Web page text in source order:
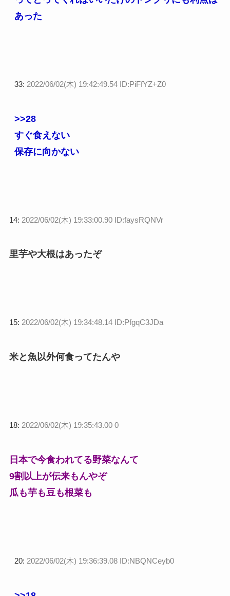
あった
33: 2022/06/02(木) 19:42:49.54 ID:PiFfYZ+Z0
>>28
すぐ食えない
保存に向かない
14: 2022/06/02(木) 19:33:00.90 ID:faysRQNVr
里芋や大根はあったぞ
15: 2022/06/02(木) 19:34:48.14 ID:PfgqC3JDa
米と魚以外何食ってたんや
18: 2022/06/02(木) 19:35:43.00 0
日本で今食われてる野菜なんて
9割以上が伝来もんやぞ
瓜も芋も豆も根菜も
20: 2022/06/02(木) 19:36:39.08 ID:NBQNCeyb0